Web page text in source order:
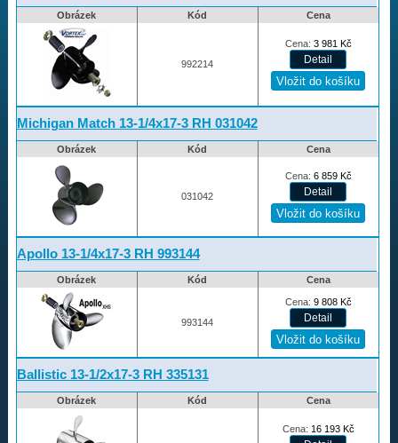
Najít vrtuli
Motory
Vrtule
Vortex
Apollo
Ballistic
Rapture
Volvo-Duo propellers
Amita
Redukční pouzdra XHS
Kontakty
Aktuality
Obrázek Kód Cena
992214
Cena: 3 981 Kč
Michigan Match 13-1/4x17-3 RH 031042
Obrázek Kód Cena
031042
Cena: 6 859 Kč
Apollo 13-1/4x17-3 RH 993144
Obrázek Kód Cena
993144
Cena: 9 808 Kč
Ballistic 13-1/2x17-3 RH 335131
Obrázek Kód Cena
Cena: 16 193 Kč